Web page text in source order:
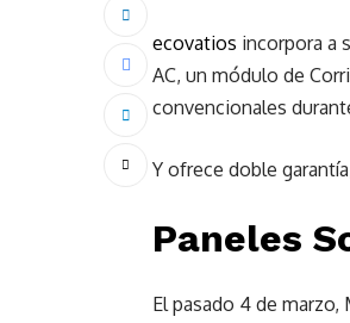
ecovatios incorpora a
AC, un módulo de
convencionales
Y ofrece doble
Paneles
El pasado 4 de